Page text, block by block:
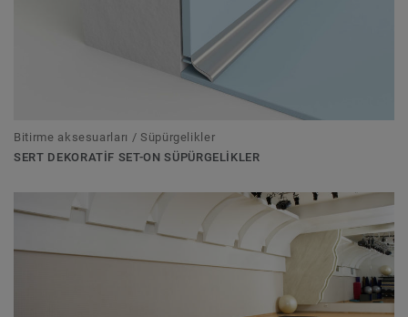
Bitirme aksesuarları / Süpürgelikler
SERT DEKORATIF SET-ON SÜPÜRGELIKLER